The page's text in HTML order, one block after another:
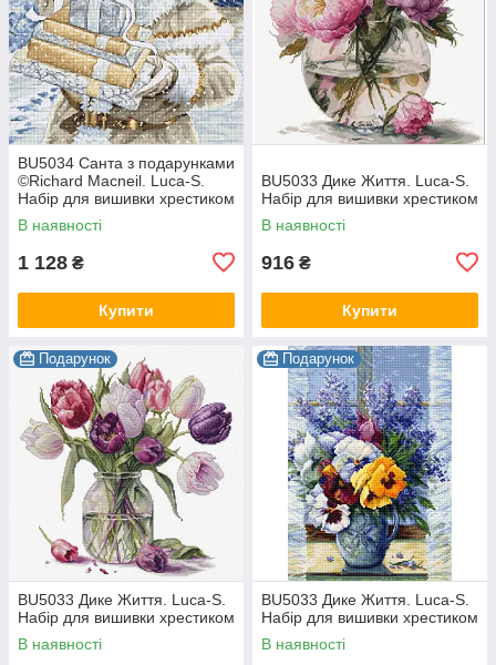
BU5034 Санта з подарунками
©Richard Macneil. Luca-S.
Набір для вишивки хрестиком
В наявності
1 128 ₴
Купити
BU5033 Дике Життя. Luca-S.
Набір для вишивки хрестиком
В наявності
916 ₴
Купити
Подарунок
BU5033 Дике Життя. Luca-S.
Набір для вишивки хрестиком
В наявності
Подарунок
BU5033 Дике Життя. Luca-S.
Набір для вишивки хрестиком
В наявності